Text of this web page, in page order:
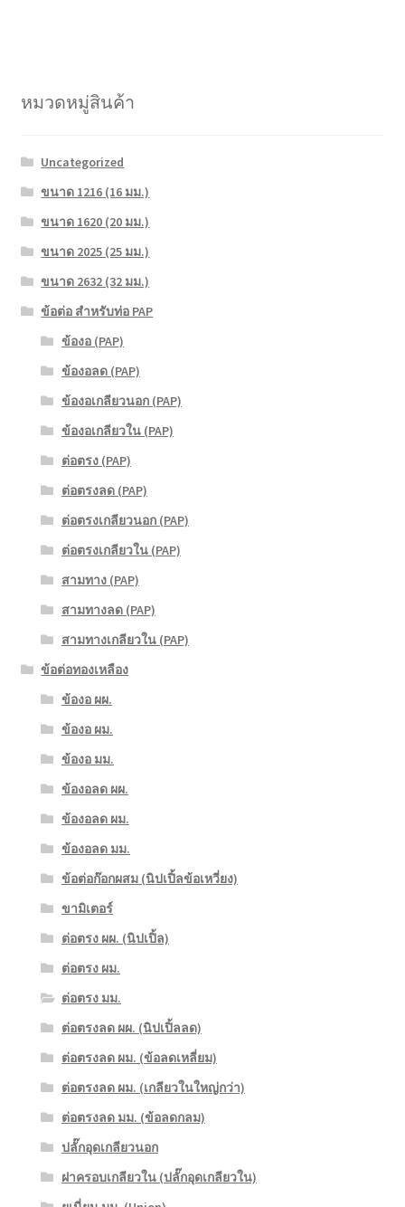
หมวดหมู่สินค้า
Uncategorized
ขนาด 1216 (16 มม.)
ขนาด 1620 (20 มม.)
ขนาด 2025 (25 มม.)
ขนาด 2632 (32 มม.)
ข้อต่อ สำหรับท่อ PAP
ข้องอ (PAP)
ข้องอลด (PAP)
ข้องอเกลียวนอก (PAP)
ข้องอเกลียวใน (PAP)
ต่อตรง (PAP)
ต่อตรงลด (PAP)
ต่อตรงเกลียวนอก (PAP)
ต่อตรงเกลียวใน (PAP)
สามทาง (PAP)
สามทางลด (PAP)
สามทางเกลียวใน (PAP)
ข้อต่อทองเหลือง
ข้องอ ผผ.
ข้องอ ผม.
ข้องอ มม.
ข้องอลด ผผ.
ข้องอลด ผม.
ข้องอลด มม.
ข้อต่อก๊อกผสม (นิปเปิ้ลข้อเหวี่ยง)
ขามิเตอร์
ต่อตรง ผผ. (นิปเปิ้ล)
ต่อตรง ผม.
ต่อตรง มม.
ต่อตรงลด ผผ. (นิปเปิ้ลลด)
ต่อตรงลด ผม. (ข้อลดเหลี่ยม)
ต่อตรงลด ผม. (เกลียวในใหญ่กว่า)
ต่อตรงลด มม. (ข้อลดกลม)
ปลั๊กอุดเกลียวนอก
ฝาครอบเกลียวใน (ปลั๊กอุดเกลียวใน)